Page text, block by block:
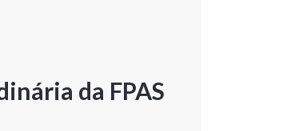
da FPAS